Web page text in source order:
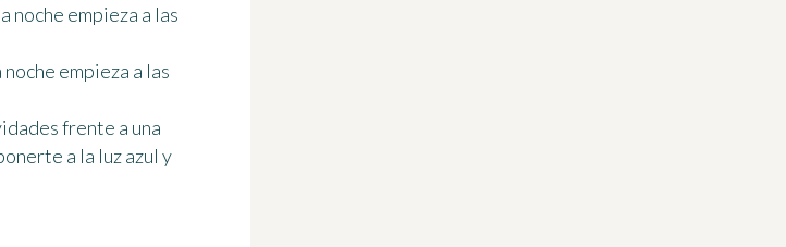
noche empieza a las
empieza a las
frente a una
a la luz azul y